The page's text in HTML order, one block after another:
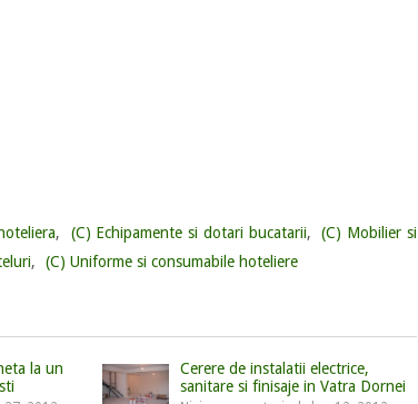
, (C) Echipamente si dotari bucatarii,
(C) Mobilier si
, (C) Uniforme si consumabile hoteliere
la un
Cerere de instalatii electrice,
sanitare si finisaje in Vatra Dornei